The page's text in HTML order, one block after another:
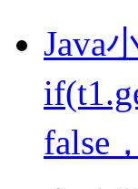
Java
false